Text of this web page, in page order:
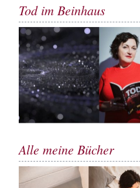
Tod im Beinhaus
Alle meine Bücher